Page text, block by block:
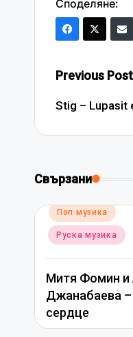
Споделяне:
Post
Previous Post
Stig – Lupasit
Свързани
Posted
in
Поп музика
Руска музика
Митя Фомин и
Джанабаева
сердце